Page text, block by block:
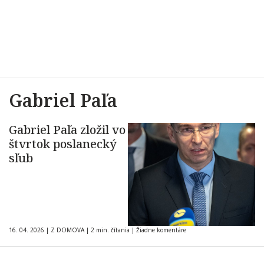
Gabriel Paľa
Gabriel Paľa zložil vo
štvrtok poslanecký
sľub
16. 04. 2026 | Z DOMOVA | 2 min. čítania | Žiadne komentáre